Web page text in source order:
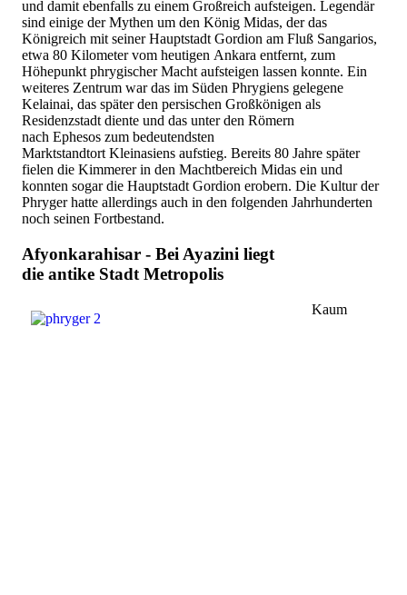
und damit ebenfalls zu einem Großreich aufsteigen. Legendär
sind einige der Mythen um den König Midas, der das
Königreich mit seiner Hauptstadt Gordion am Fluß Sangarios,
etwa 80 Kilometer vom heutigen Ankara entfernt, zum
Höhepunkt phrygischer Macht aufsteigen lassen konnte. Ein
weiteres Zentrum war das im Süden Phrygiens gelegene
Kelainai, das später den persischen Großkönigen als
Residenzstadt diente und das unter den Römern
nach Ephesos zum bedeutendsten
Marktstandtort Kleinasiens aufstieg. Bereits 80 Jahre später
fielen die Kimmerer in den Machtbereich Midas ein und
konnten sogar die Hauptstadt Gordion erobern. Die Kultur der
Phryger hatte allerdings auch in den folgenden Jahrhunderten
noch seinen Fortbestand.
Afyonkarahisar - Bei Ayazini liegt
die antike Stadt Metropolis
Kaum